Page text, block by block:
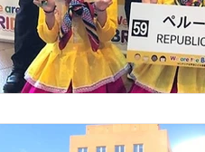
RR.EE. TIPARTITA